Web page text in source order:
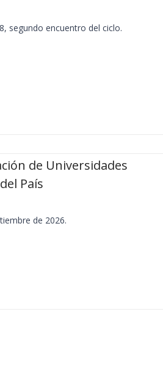
segundo encuentro del ciclo.
de Universidades
País
de 2026.